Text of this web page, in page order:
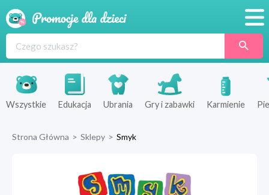
Produkty
Sklepy
Wszystkie Edukacja Ubrania Gry i zabawki Karmienie
Strona Główna > Sklepy > Smyk